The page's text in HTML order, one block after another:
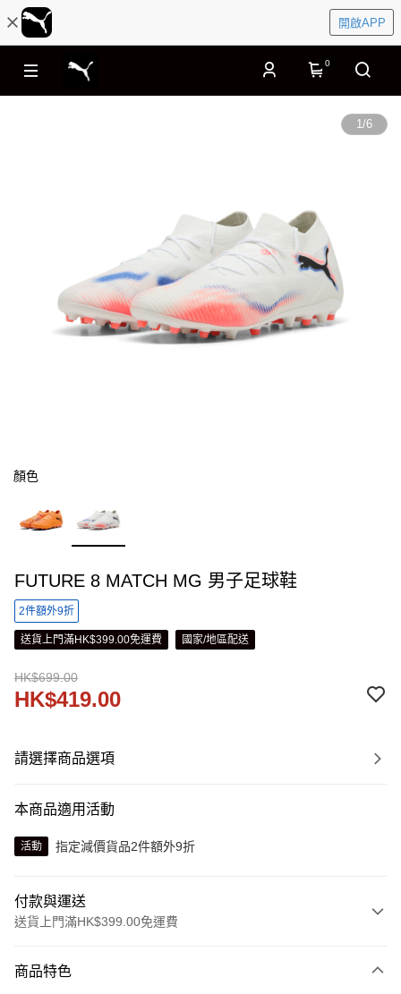
開啟APP
0
1/6
顏色
FUTURE 8 MATCH MG 男子足球鞋
2件額外9折
送貨上門滿HK$399.00免運費 國家/地區配送
HK$699.00
HK$419.00
請選擇商品選項
本商品適用活動
活動 指定減價貨品2件額外9折
付款與運送
送貨上門滿HK$399.00免運費
信用卡
商品特色